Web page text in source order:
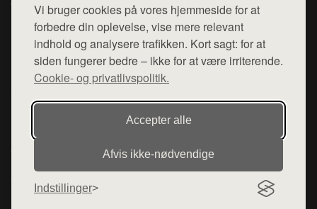
Vi bruger cookies på vores hjemmeside for at
forbedre din oplevelse, vise mere relevant
indhold og analysere trafikken. Kort sagt: for at
siden fungerer bedre – ikke for at være irriterende.
Cookie- og privatlivspolitik.
Accepter alle
Afvis ikke‑nødvendige
Indstillinger
Top Rabatter
Blog
Kontakt
Mail: hej@want.dk
Cookie- og privatlivspolitik
Denne side er en del af want.dk, der udgiver en række
hjemmesider med præsentation af forskellige produkter fra
diverse webshops. Der sælges ikke varer fra denne side - vi
henviser til de shops, som sælger varen. Vi har heller ikke
varerne på lager.